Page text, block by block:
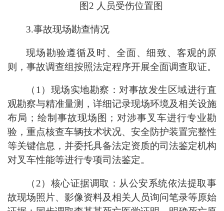
图2 人员受伤位置图
3.事故现场勘查情况
现场勘验遵循及时、全面、细致、客观的原
则，事故调查组按照法定程序开展全面调查取证。
（1）现场实地勘察：对事故发生区域进行直
观勘察与精准量测，详细记录现场环境及相关设施
布局；绘制事故现场图；对涉事叉车进行专业勘
验，重点核查车辆技术状况、安全防护装置完整性
等关键信息，并委托具备法定资质的司法鉴定机构
对叉车性能等进行专项司法鉴定。
（2）核心证据调取：从公安系统依法提取事
故现场照片、影像资料及相关人员询问笔录等原始